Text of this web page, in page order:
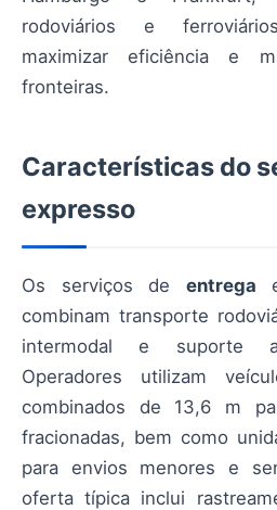
rodoviários e
maximizar eficiência e
fronteiras.
Características do
expresso
Os serviços de entrega
combinam transporte
intermodal e suporte
Operadores utilizam
combinados de 13,6 m
fracionadas, bem como
para envios menores e
oferta típica inclui